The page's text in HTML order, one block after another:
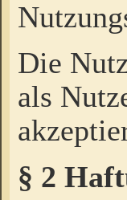
Die
als
§ 2